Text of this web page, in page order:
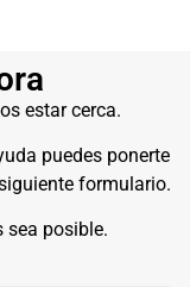
estar cerca.
puedes ponerte
formulario.
sea posible.